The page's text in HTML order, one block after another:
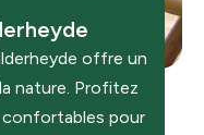
offre un
nature. Profitez
confortables pour